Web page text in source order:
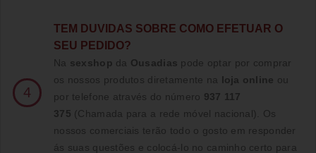
4
TE M DUVIDAS SOBRE COMO EFETUAR O
SEU PEDIDO?
Na sexshop da Ousadias pode optar por comprar
os nossos produtos diretamente na loja online ou
por telefone através do número 937 117
375 (Chamada para a rede móvel nacional)
. Os
nossos comerciais terão todo o gosto em responder
ás suas questões e colocá-lo no caminho certo para